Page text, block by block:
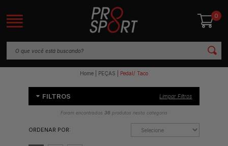
0
Home PEÇAS Pedal/ Taco
FILTROS Limpar Filtros
Foram encontrados 36 produtos nesta categoria
ORDENAR POR: